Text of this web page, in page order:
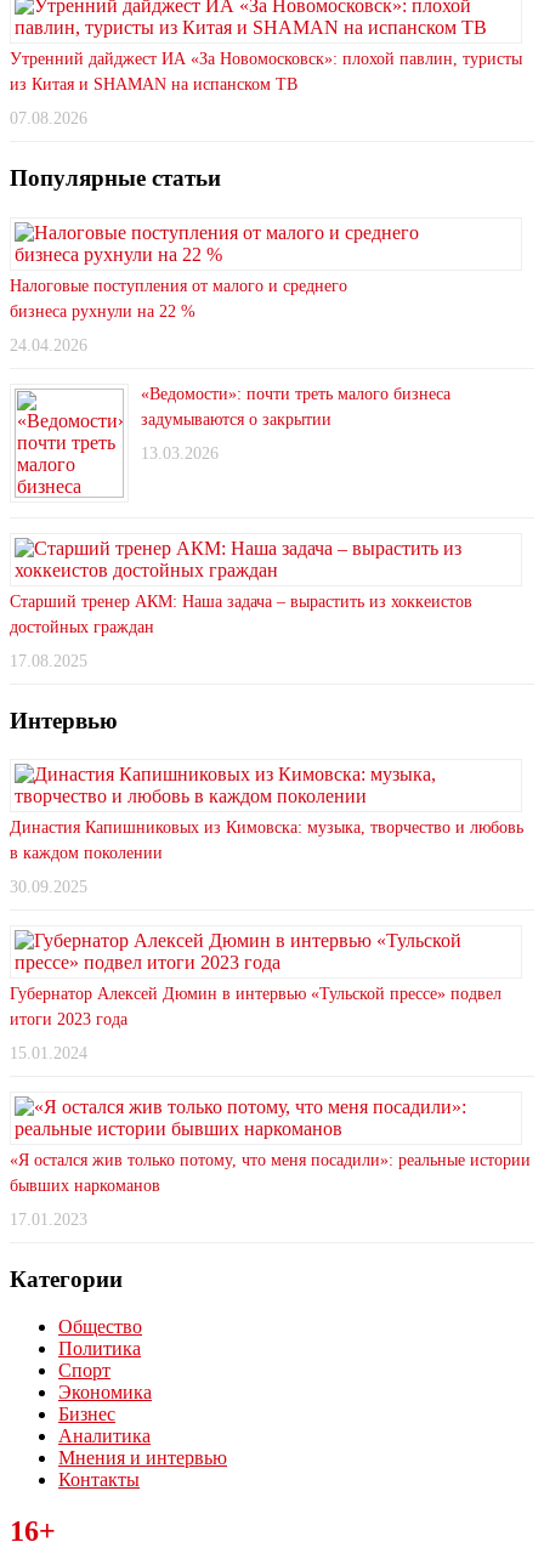
Утренний дайджест ИА «За Новомосковск»: плохой павлин, туристы
из Китая и SHAMAN на испанском ТВ
07.08.2026
Популярные статьи
Налоговые поступления от малого и среднего
бизнеса рухнули на 22 %
24.04.2026
«Ведомости»: почти треть малого бизнеса
задумываются о закрытии
13.03.2026
Старший тренер АКМ: Наша задача – вырастить из хоккеистов
достойных граждан
17.08.2025
Интервью
Династия Капишниковых из Кимовска: музыка, творчество и любовь
в каждом поколении
30.09.2025
Губернатор Алексей Дюмин в интервью «Тульской прессе» подвел
итоги 2023 года
15.01.2024
«Я остался жив только потому, что меня посадили»: реальные истории
бывших наркоманов
17.01.2023
Категории
Общество
Политика
Спорт
Экономика
Бизнес
Аналитика
Мнения и интервью
Контакты
Читайте последние новости дня в Тульской области на сайте
“ЗаНовомосковск”
16+